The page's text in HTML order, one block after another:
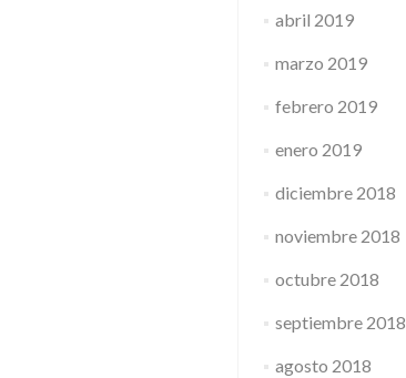
abril 2019
marzo 2019
febrero 2019
enero 2019
diciembre 2018
noviembre 2018
octubre 2018
septiembre 2018
agosto 2018